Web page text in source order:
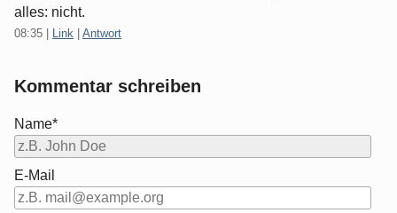
alles: nicht.
08:35 Link Antwort
Kommentar schreiben
Name*
E-Mail